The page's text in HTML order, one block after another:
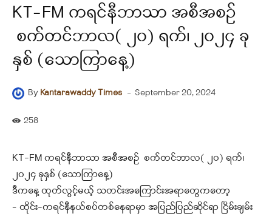
KT-FM ကရင်နီဘာသာ အစီအစဉ်
စက်တင်ဘာလ( ၂၀) ရက်၊ ၂၀၂၄ ခု
နှစ် (သောကြာနေ့)
By Kantarawaddy Times - September 20, 2024
258
KT-FM ကရင်နီဘာသာ အစီအစဉ် စက်တင်ဘာလ( ၂၀) ရက်၊
၂၀၂၄ ခုနှစ် (သောကြာနေ့)
ဒီကနေ့ ထုတ်လွင့်မယ့် သတင်းအကြောင်းအရာတွေကတော့
– ထိုင်း-ကရင်နီနယ်စပ်တစ်နေရာမှာ အပြည်ပြည်ဆိုင်ရာ ငြိမ်းချမ်း